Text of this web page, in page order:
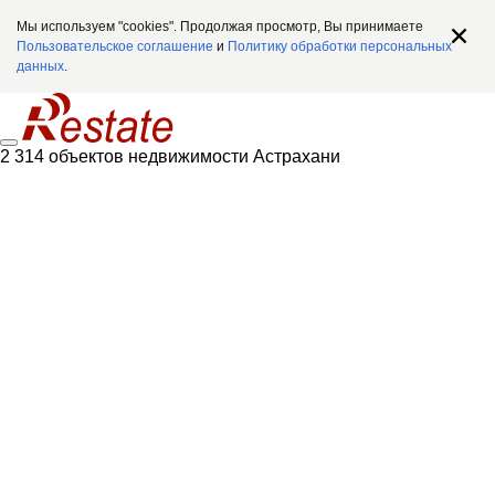
Мы используем "cookies". Продолжая просмотр, Вы принимаете
Пользовательское соглашение и Политику обработки персональных
данных.
2 314 объектов недвижимости Астрахани